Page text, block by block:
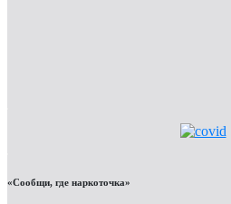
«Сообщи, где наркоточка»